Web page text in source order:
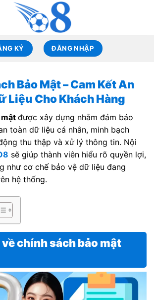
KÝ ĐĂNG NHẬP
Bảo Mật – Cam Kết An
Liệu Cho Khách Hàng
được xây dựng nhằm đảm bảo
toàn dữ liệu cá nhân, minh bạch
thu thập và xử lý thông tin. Nội
sẽ giúp thành viên hiểu rõ quyền lợi,
như cơ chế bảo vệ dữ liệu đang
hệ thống.
chính sách bảo mật